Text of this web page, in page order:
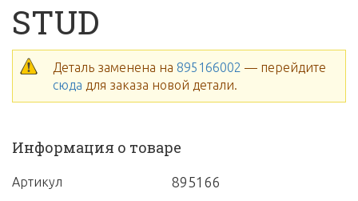
STUD
Деталь заменена на 895166002 — перейдите
сюда для заказа новой детали.
Информация о товаре
Артикул 895166